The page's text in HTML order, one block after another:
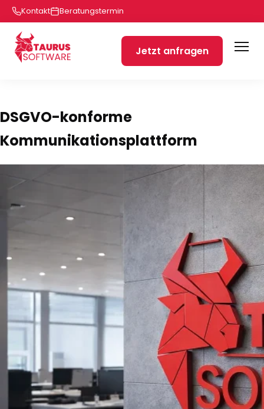
Kontakt Beratungstermin
Jetzt anfragen
DSGVO-konforme
Kommunikationsplattform